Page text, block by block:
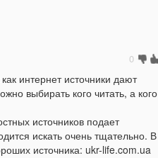
0
интернет источники дают
выбирать кого читать, а кого
источников подает
искать очень тщательно. В
источника: ukr-life.com.ua